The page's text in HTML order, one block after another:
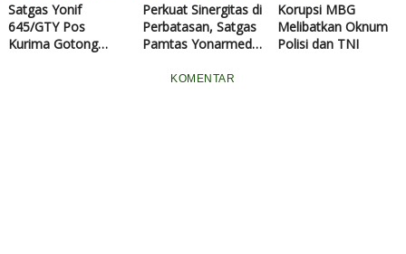
Satgas Yonif
645/GTY Pos
Kurima Gotong
Perkuat Sinergitas di
Perbatasan, Satgas
Pamtas Yonarmed
Olahraga Bersama
Korupsi MBG
Melibatkan Oknum
Polisi dan TNI
KOMENTAR